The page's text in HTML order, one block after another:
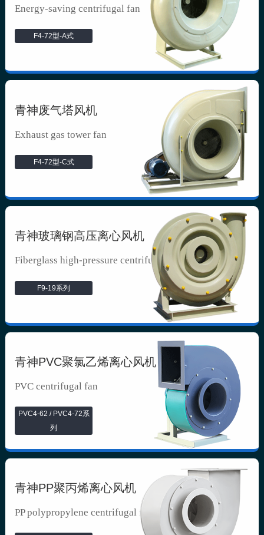
Energy-saving centrifugal fan
F4-72型-A式
青神废气塔风机
Exhaust gas tower fan
F4-72型-C式
青神玻璃钢高压离心风机
Fiberglass high-pressure centrifuga...
F9-19系列
青神PVC聚氯乙烯离心风机
PVC centrifugal fan
PVC4-62 / PVC4-72系
列
青神PP聚丙烯离心风机
PP polypropylene centrifugal fan